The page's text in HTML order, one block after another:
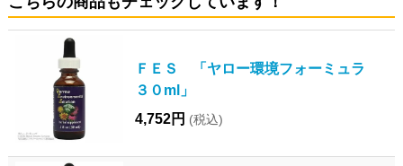
ＦＥＳ 「ヤロー環境フォーミュラ
３０ml」
4,752円 (税込)